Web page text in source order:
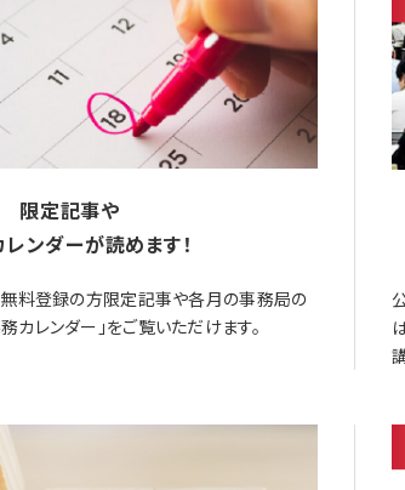
限定記事や
ンダーが読めます！
無料登録の方限定記事や各月の事務局の
カレンダー」をご覧いただけます。